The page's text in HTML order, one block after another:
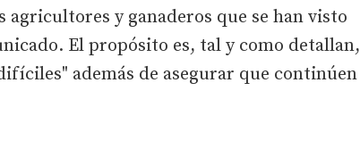
agricultores y ganaderos que se han visto
El propósito es, tal y como detallan,
además de asegurar que continúen